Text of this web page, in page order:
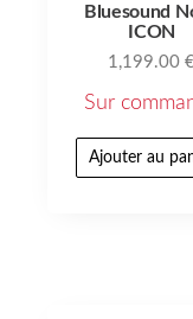
Bluesound
ICON
1,199.00
Sur
Ajouter au